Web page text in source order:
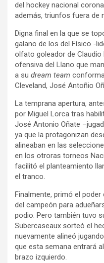
del hockey nacional
además, triunfos fuera de
Digna final en la que se
galano de los del Físico -
olfato goleador de
ofensiva del Llano que
a su dream team
Cleveland, José Antoñio
La temprana apertura,
por Miguel Lorca tras
José Antonio Oñate
ya que la protagonizan
alineaban en las
en los otroras torneos
facilitó el planteamiento
el tranco.
Finalmente, primó el
del campeón para
podio. Pero también tuvo
Subercaseaux sorteó el
nuevamente alineó
que esta semana entrará
brazo izquierdo.